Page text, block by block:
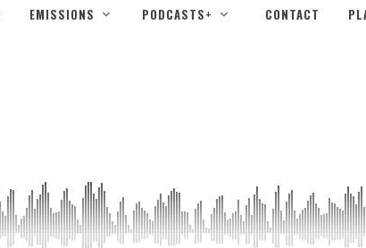
EMISSIONS PODCASTS+ CONTACT